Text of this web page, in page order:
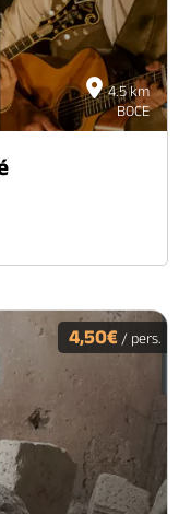
4.5 km
BOCE
4,50€ / pers.